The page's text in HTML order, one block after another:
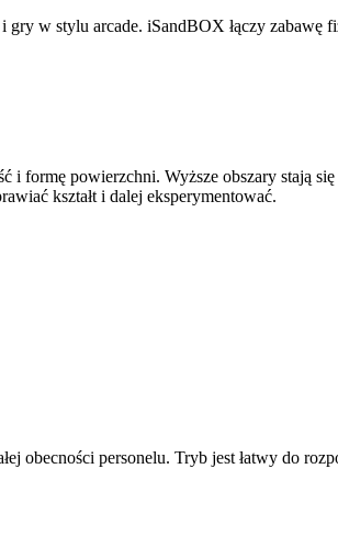
w stylu arcade. iSandBOX łączy
formę powierzchni. Wyższe obszary stają
kształt i dalej eksperymentować.
obecności personelu. Tryb jest łatwy do